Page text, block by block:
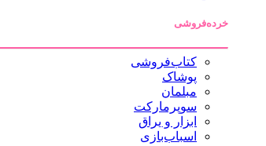
خرده‌فروشی
کتاب‌فروشی
پوشاک
مبلمان
سوپرمارکت
ابزار و یراق
اسباب‌بازی